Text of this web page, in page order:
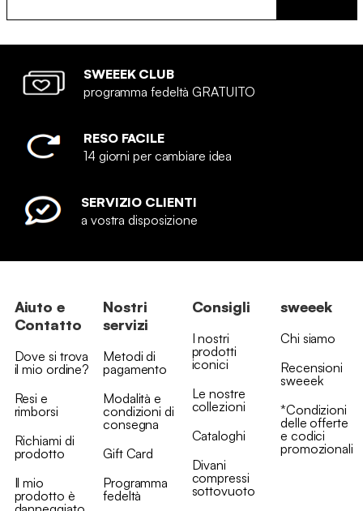
SWEEEK CLUB
programma fedeltà GRATUITO
RESO FACILE
14 giorni per cambiare idea
SERVIZIO CLIENTI
a vostra disposizione
Aiuto e
Contatto
Dove si trova
il mio ordine?
Resi e
rimborsi
Richiami di
prodotto
Il mio
prodotto è
Nostri
servizi
Metodi di
pagamento
Modalità e
condizioni di
consegna
Gift Card
Programma
fedeltà
Consigli
I nostri
prodotti
iconici
Le nostre
collezioni
Cataloghi
Divani
compressi
sottovuoto
sweeek
Chi siamo
Recensioni
sweeek
*Condizioni
delle offerte
e codici
promozionali